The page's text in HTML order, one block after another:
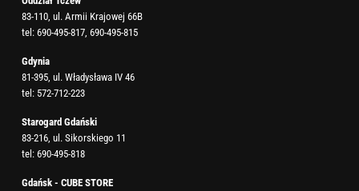
83-110, ul. Armii Krajowej 66B
tel: 690-495-817, 690-495-815
Gdynia
81-395, ul. Władysława IV 46
tel: 572-712-223
Starogard Gdański
83-216, ul. Sikorskiego 11
tel: 690-495-818
Gdańsk - CUBE STORE